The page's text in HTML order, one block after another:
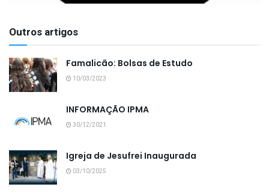
Outros artigos
Famalicão: Bolsas de Estudo
10/03/2023
INFORMAÇÃO IPMA
30/12/2021
Igreja de Jesufrei Inaugurada
03/10/2025